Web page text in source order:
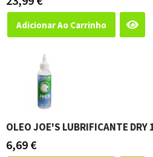
Adicionar Ao Carrinho
OLEO JOE'S LUBRIFICANTE
6,69 €